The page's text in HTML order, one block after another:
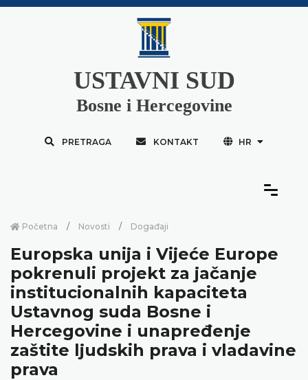
USTAVNI SUD
Bosne i Hercegovine
PRETRAGA KONTAKT HR
Početna Novosti Događaji
Europska unija i Vijeće Europe
pokrenuli projekt za jačanje
institucionalnih kapaciteta
Ustavnog suda Bosne i
Hercegovine i unapređenje
zaštite ljudskih prava i vladavine
prava